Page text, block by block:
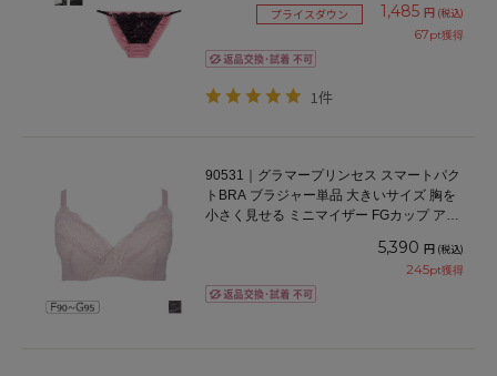
プライスダウン 1,485 円 (税込)
67pt獲得
1件
90531｜グラマープリンセス スマートパク
トBRA ブラジャー単品 大きいサイズ 胸を
小さく見せる ミニマイザー FGカップ アン
5,390 円 (税込)
245pt獲得